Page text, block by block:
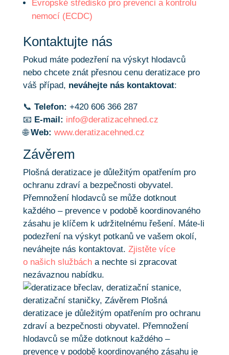
Evropské středisko pro prevenci a kontrolu
nemocí (ECDC)
Kontaktujte nás
Pokud máte podezření na výskyt hlodavců
nebo chcete znát přesnou cenu deratizace pro
váš případ, neváhejte nás kontaktovat:
📞 Telefon: +420 606 366 287
📧 E-mail: info@deratizacehned.cz
🌐Web: www.deratizacehned.cz
Závěrem
Plošná deratizace je důležitým opatřením pro
ochranu zdraví a bezpečnosti obyvatel.
Přemnožení hlodavců se může dotknout
každého – prevence v podobě koordinovaného
zásahu je klíčem k udržitelnému řešení. Máte-li
podezření na výskyt potkanů ve vašem okolí,
neváhejte nás kontaktovat. Zjistěte více
o našich službácha nechte si zpracovat
nezávaznou nabídku.